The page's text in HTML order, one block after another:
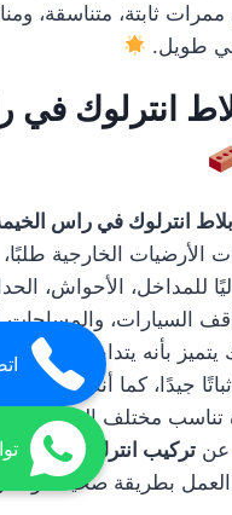
ثابتة، متناسقة،
طويل.
انترلوك
انترلوك في راس
الأرضيات الخارجية طلبًا،
للمداخل، الأحواش،
السيارات، والمساحات
يتميز بأنه يتداخل مع
جيدًا، كما أنه متوفر
تناسب مختلف التصميمات.
عن تركيب انترلوك
العمل بطريقة صحيحة